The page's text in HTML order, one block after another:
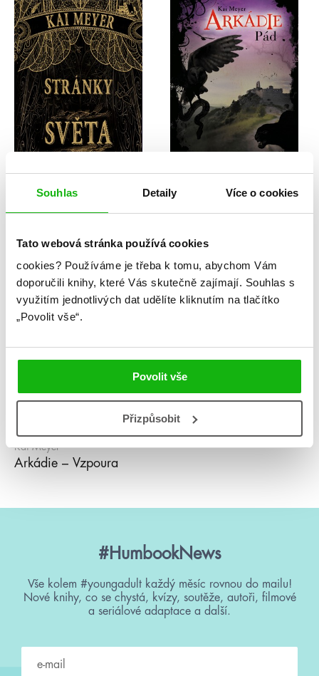
Souhlas Detaily Více o cookies
Tato webová stránka používá cookies
cookies? Používáme je třeba k tomu, abychom Vám
doporučili knihy, které Vás skutečně zajímají. Souhlas s
využitím jednotlivých dat udělíte kliknutím na tlačítko
„Povolit vše“.
Povolit vše
Přizpůsobit
Kai Meyer Kai Meyer
Kai Meyer
Arkádie – Vzpoura
#HumbookNews
Vše kolem #youngadult každý měsíc rovnou do mailu!
Nové knihy, co se chystá, kvízy, soutěže, autoři, filmové
a seriálové adaptace a další.